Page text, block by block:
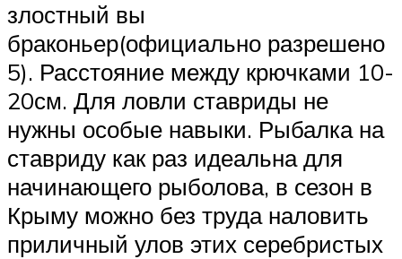
злостный вы
браконьер(официально разрешено
5). Расстояние между крючками 10-
20см. Для ловли ставриды не
нужны особые навыки. Рыбалка на
ставриду как раз идеальна для
начинающего рыболова, в сезон в
Крыму можно без труда наловить
приличный улов этих серебристых